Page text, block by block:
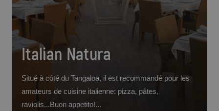
Italian Natura
Situé à côté du Tangaloa, il est recommandé pour les
amateurs de cuisine italienne: pizza, pâtes,
raviolis...Buon appetito!...